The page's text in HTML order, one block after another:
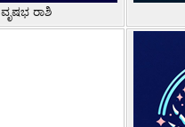
ವೃಷಭ ರಾಶಿ